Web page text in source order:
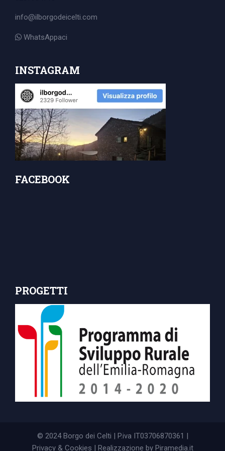
info@ilborgodeicelti.com
WhatsAppaci
INSTAGRAM
FACEBOOK
PROGETTI
© 2024 Borgo dei Celti | P.iva IT03706870361 |
Privacy & Cookies | Realizzazione by Piramedia.it